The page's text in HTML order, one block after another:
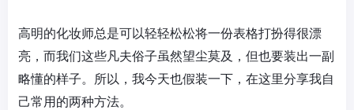
高明的化妆师总是可以轻轻松松将一份表格打扮得很漂
亮，而我们这些凡夫俗子虽然望尘莫及，但也要装出一副
略懂的样子。所以，我今天也假装一下，在这里分享我自
己常用的两种方法。